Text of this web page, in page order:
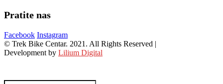
Pratite nas
Facebook Instagram
© Trek Bike Centar. 2021. All Rights Reserved |
Development by Lilium Digital